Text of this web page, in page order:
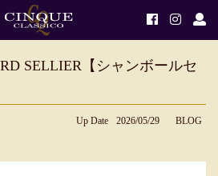
SELLIER【シャンボールセ
Up Date 2026/05/29 BLOG